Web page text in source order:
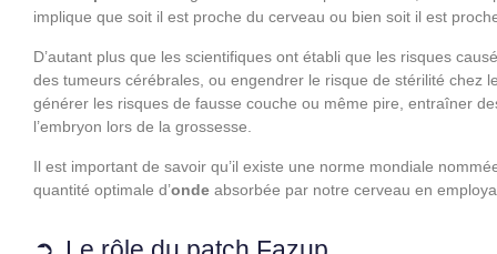
implique que soit il est proche du cerveau ou bien soit il est
D’autant plus que les scientifiques ont établi que les risques
des tumeurs cérébrales, ou engendrer le risque de stérilité chez
générer les risques de fausse couche ou même pire, entraîner
l’embryon lors de la grossesse.
Il est important de savoir qu’il existe une norme mondiale
quantité optimale d’onde absorbée par notre cerveau en